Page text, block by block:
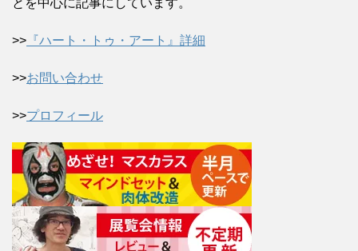
>> 『ハート・トゥ・アート』詳細
>>お問い合わせ
>>プロフィール